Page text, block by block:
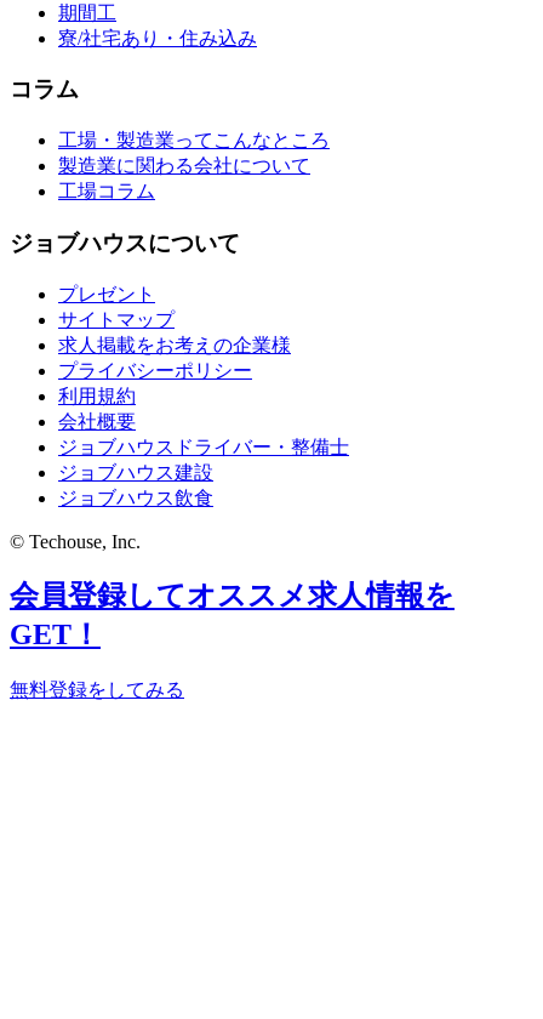
期間工
寮/社宅あり・住み込み
コラム
工場・製造業ってこんなところ
製造業に関わる会社について
工場コラム
ジョブハウスについて
プレゼント
サイトマップ
求人掲載をお考えの企業様
プライバシーポリシー
利用規約
会社概要
ジョブハウスドライバー・整備士
ジョブハウス建設
ジョブハウス飲食
© Techouse, Inc.
会員登録してオススメ求人情報を
GET！
無料登録をしてみる